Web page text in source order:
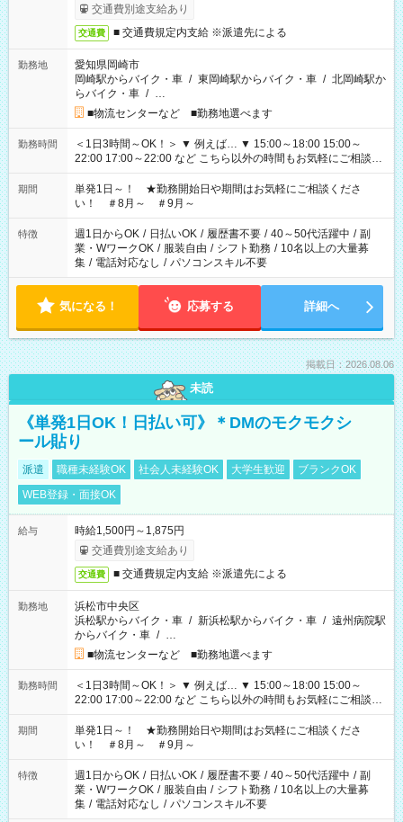
交通費別途支給あり
交通費 ■ 交通費規定内支給 ※派遣先による
勤務地
愛知県岡崎市
岡崎駅からバイク・車 / 東岡崎駅からバイク・車 / 北岡崎駅か
らバイク・車 / …
■物流センターなど ■勤務地選べます
勤務時間
＜1日3時間～OK！＞ ▼ 例えば… ▼ 15:00～18:00 15:00～
22:00 17:00～22:00 など こちら以外の時間もお気軽にご相談く
ださい！
期間
単発1日～！ ★勤務開始日や期間はお気軽にご相談くださ
い！ ＃8月～ ＃9月～
特徴 週1日からOK / 日払いOK / 履歴書不要 / 40～50代活躍中 / 副
業・WワークOK / 服装自由 / シフト勤務 / 10名以上の大量募
集 / 電話対応なし / パソコンスキル不要
気になる！ 応募する 詳細へ
掲載日：2026.08.06
未読
《単発1日OK！日払い可》＊DMのモクモクシ
ール貼り
派遣 職種未経験OK 社会人未経験OK 大学生歓迎
ブランクOK
WEB登録・面接OK
給与
時給1,500円～1,875円
交通費別途支給あり
交通費 ■ 交通費規定内支給 ※派遣先による
勤務地
浜松市中央区
浜松駅からバイク・車 / 新浜松駅からバイク・車 / 遠州病院駅
からバイク・車 / …
■物流センターなど ■勤務地選べます
勤務時間
＜1日3時間～OK！＞ ▼ 例えば… ▼ 15:00～18:00 15:00～
22:00 17:00～22:00 など こちら以外の時間もお気軽にご相談く
ださい！
期間
単発1日～！ ★勤務開始日や期間はお気軽にご相談くださ
い！ ＃8月～ ＃9月～
特徴 週1日からOK / 日払いOK / 履歴書不要 / 40～50代活躍中 / 副
業・WワークOK / 服装自由 / シフト勤務 / 10名以上の大量募
集 / 電話対応なし / パソコンスキル不要